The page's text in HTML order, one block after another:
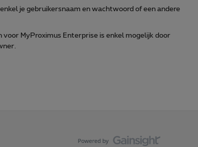
je gebruikersnaam en wachtwoord of een andere
voor MyProximus Enterprise is enkel mogelijk door